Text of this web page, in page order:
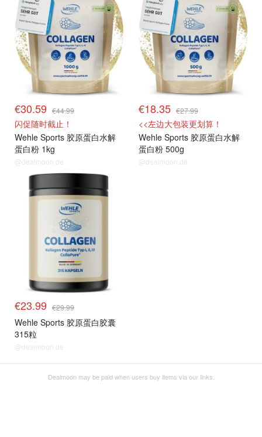
€30.59 €44.99
闪促随时截止！
Wehle Sports 胶原蛋白水解
蛋白粉 1kg
@dealmoon.de
€18.35 €27.99
<<左边大包装更划算！
Wehle Sports 胶原蛋白水解
蛋白粉 500g
@dealmoon.de
€23.99 €29.99
Wehle Sports 胶原蛋白胶囊
315粒
@dealmoon.de
Dealmoon may be paid when users buy items via our links.